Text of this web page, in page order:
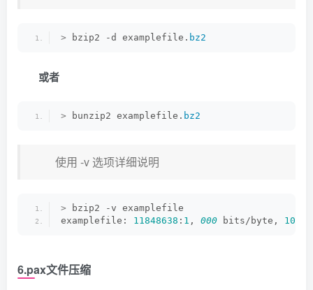
> bzip2 -d examplefile. bz2
或者
> bunzip2 examplefile. bz2
使用 -v 选项详细说明
> bzip2 -v examplefile
examplefile: 11848638 : 1 , 000 bits/byte, 100
6.pax文件压缩